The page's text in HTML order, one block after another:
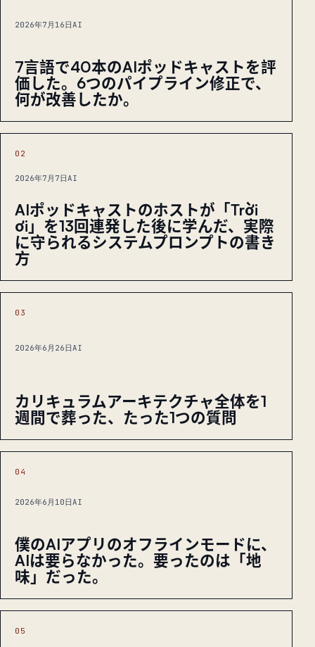
2026年7月16日 AI
7言語で40本のAIポッドキャストを評
価した。6つのパイプライン修正で、
何が改善したか。
02
2026年7月7日AI
AIポッドキャストのホストが「Trời
ơi」を13回連発した後に学んだ、実際
に守られるシステムプロンプトの書き
方
03
2026年6月26日AI
カリキュラムアーキテクチャ全体を1
週間で葬った、たった1つの質問
04
2026年6月10日 AI
僕のAIアプリのオフラインモードに、
AIは要らなかった。要ったのは「地
味」だった。
05